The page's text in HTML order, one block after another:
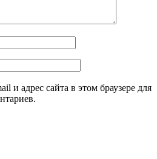
и адрес сайта в этом браузере для